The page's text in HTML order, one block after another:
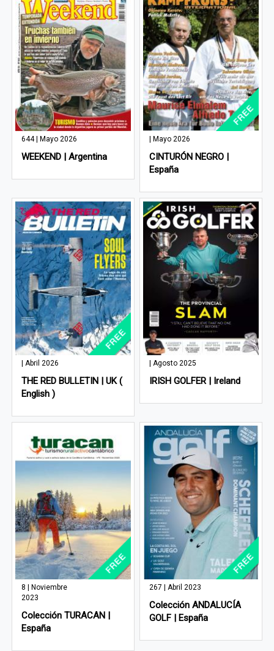
644 | Mayo 2026
WEEKEND | Argentina
| Mayo 2026
CINTURÓN NEGRO |
España
| Abril 2026
THE RED BULLETIN | UK (
English )
| Agosto 2025
IRISH GOLFER | Ireland
8 | Noviembre
2023
Colección TURACAN |
España
267 | Abril 2023
Colección ANDALUCÍA
GOLF | España